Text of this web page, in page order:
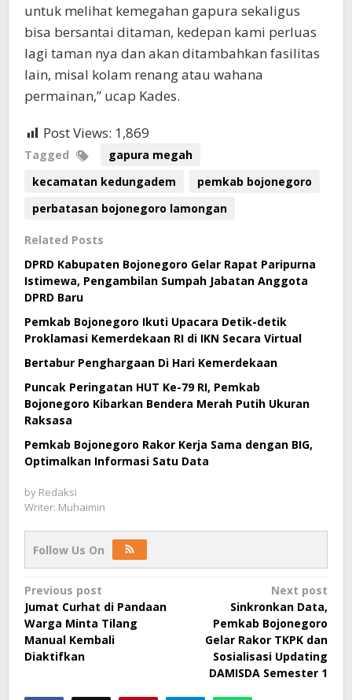
untuk melihat kemegahan gapura sekaligus
bisa bersantai ditaman, kedepan kami perluas
lagi taman nya dan akan ditambahkan fasilitas
lain, misal kolam renang atau wahana
permainan,” ucap Kades.
Post Views: 1,869
Tagged
gapura megah
kecamatan kedungadem
pemkab bojonegoro
perbatasan bojonegoro lamongan
Related Posts
DPRD Kabupaten Bojonegoro Gelar Rapat Paripurna
Istimewa, Pengambilan Sumpah Jabatan Anggota
DPRD Baru
Pemkab Bojonegoro Ikuti Upacara Detik-detik
Proklamasi Kemerdekaan RI di IKN Secara Virtual
Bertabur Penghargaan Di Hari Kemerdekaan
Puncak Peringatan HUT Ke-79 RI, Pemkab
Bojonegoro Kibarkan Bendera Merah Putih Ukuran
Raksasa
Pemkab Bojonegoro Rakor Kerja Sama dengan BIG,
Optimalkan Informasi Satu Data
by Redaksi
Writer: Muhaimin
Follow Us On
Post
navigation
Previous post
Jumat Curhat di Pandaan
Warga Minta Tilang
Manual Kembali
Diaktifkan
Next post
Sinkronkan Data,
Pemkab Bojonegoro
Gelar Rakor TKPK dan
Sosialisasi Updating
DAMISDA Semester 1